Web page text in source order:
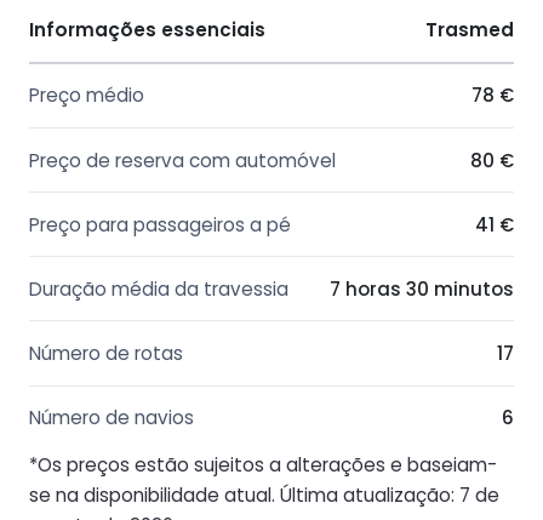
Informações essenciais Trasmed
Preço médio 78 €
Preço de reserva com automóvel 80 €
Preço para passageiros a pé 41 €
Duração média da travessia 7 horas 30 minutos
Número de rotas 17
Número de navios
6
*Os preços estão sujeitos a alterações e baseiam-
se na disponibilidade atual. Última atualização: 7 de